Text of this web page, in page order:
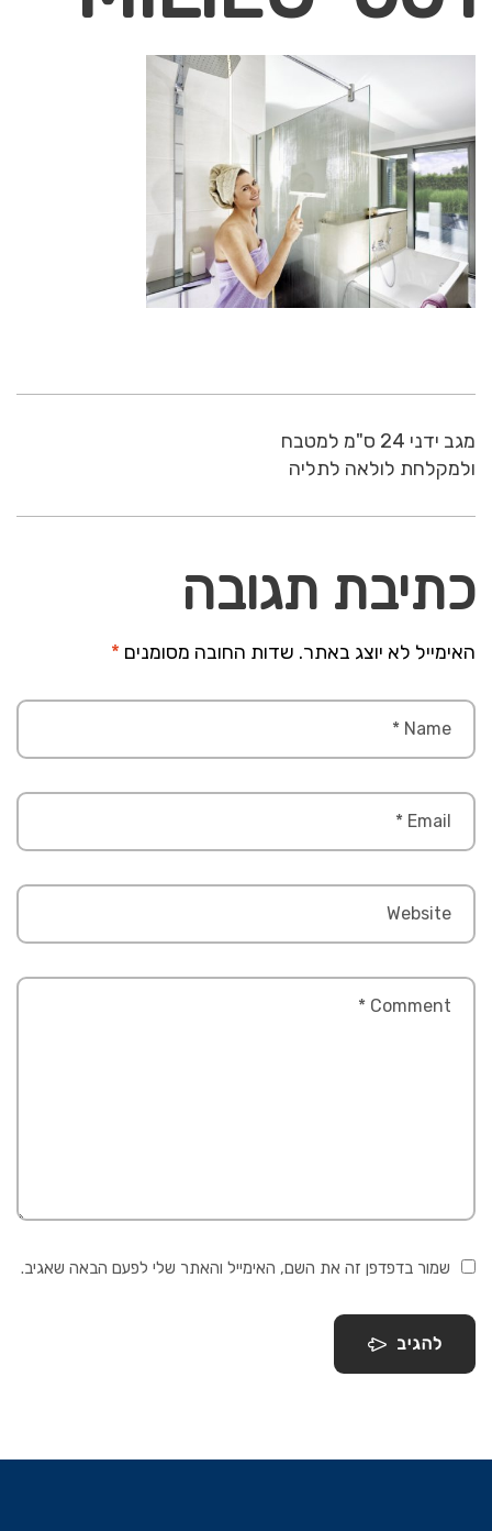
מגב ידני 24 ס"מ למטבח
ולמקלחת לולאה לתליה
כתיבת תגובה
האימייל לא יוצג באתר. שדות החובה מסומנים *
שמור בדפדפן זה את השם, האימייל והאתר שלי לפעם הבאה שאגיב.
להגיב